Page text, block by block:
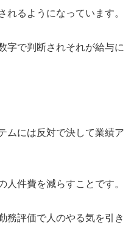
れるようになっています。
字で判断されそれが給与に
ムには反対で決して業績ア
人件費を減らすことです。
務評価で人のやる気を引き